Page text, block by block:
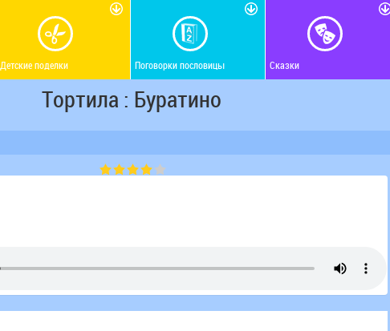
Детские поделки Поговорки пословицы Сказки
Тортила : Буратино